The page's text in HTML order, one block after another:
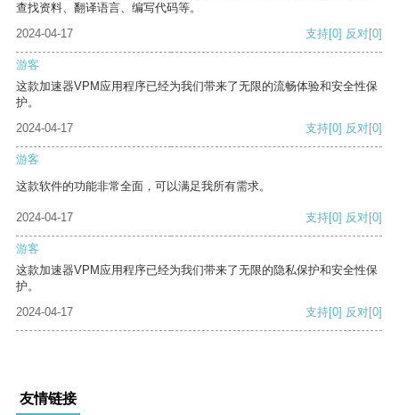
查找资料、翻译语言、编写代码等。
2024-04-17
支持[0] 反对[0]
游客
这款加速器VPM应用程序已经为我们带来了无限的流畅体验和安全性保
护。
2024-04-17
支持[0] 反对[0]
游客
这款软件的功能非常全面，可以满足我所有需求。
2024-04-17 支持[0] 反对[0]
游客
这款加速器VPM应用程序已经为我们带来了无限的隐私保护和安全性保
护。
2024-04-17
支持[0] 反对[0]
友情链接